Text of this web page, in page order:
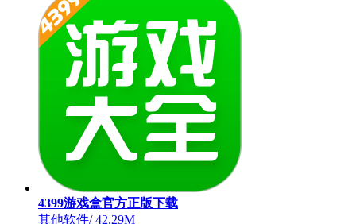
4399游戏盒官方正版下载
其他软件/42.29M